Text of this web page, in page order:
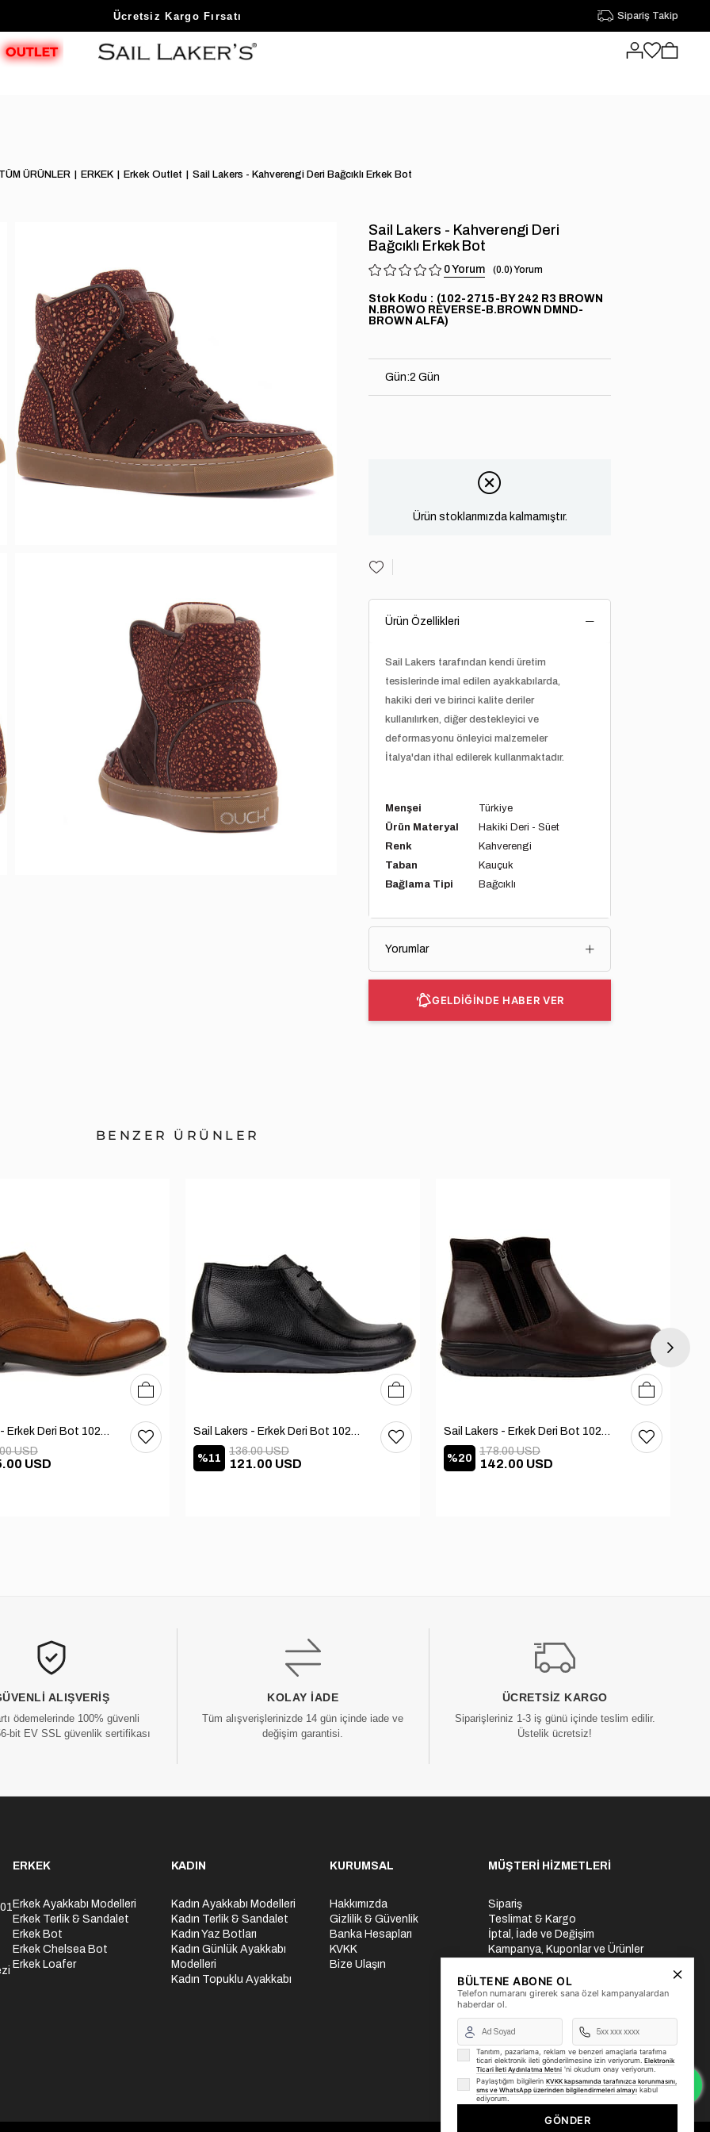
Sezon Sonu Fırsatlarını Keşfet Sipariş Takip
TÜM ÜRÜNLER ERKEK Erkek Outlet Sail Lakers - Kahverengi Deri Bağcıklı Erkek Bot
Sail Lakers - Kahverengi Deri
Bağcıklı Erkek Bot
0 0.0
Stok Kodu
(102-2715-BY 242 R3 BROWN
N.BROWO REVERSE-B.BROWN DMND-
BROWN ALFA)
Gün:2 Gün
Ürün stoklarımızda kalmamıştır.
Ürün Özellikleri
Sail Lakers tarafından kendi üretim
tesislerinde imal edilen ayakkabılarda,
hakiki deri ve birinci kalite deriler
kullanılırken, diğer destekleyici ve
deformasyonu önleyici malzemeler
İtalya'dan ithal edilerek kullanmaktadır.
Menşei
Türkiye
Ürün Materyal
Hakiki Deri - Süet
Renk
Kahverengi
Taban
Kauçuk
Bağlama Tipi
Bağcıklı
Yorumlar
GELDİĞİNDE HABER VER
BENZER ÜRÜNLER
Sail Lakers - Erkek Deri Bot 102-1599-1458
USD
USD
40 41
Sail Lakers - Erkek Deri Bot 102-3168-65390
%11 121.00 USD
136.00 USD
40 414243
Sail Lakers - Erkek Deri Bot 102-2868-65390
%20 142.00 USD
178.00 USD
40 414243
ALIŞVERIŞ
ödemelerinde 100% güvenli
bit EV SSL güvenlik sertifikası
KOLAY İADE
Tüm alışverişlerinizde 14 gün içinde iade ve
değişim garantisi.
ÜCRETSIZ KARGO
Siparişleriniz 1-3 iş günü içinde teslim edilir.
Üstelik ücretsiz!
ERKEK
Erkek Ayakkabı Modelleri
Erkek Terlik & Sandalet
Erkek Bot
Erkek Chelsea Bot
Erkek Loafer
KADIN
Kadın Ayakkabı Modelleri
Kadın Terlik & Sandalet
Kadın Yaz Botları
Kadın Günlük Ayakkabı
Modelleri
Kadın Topuklu Ayakkabı
KURUMSAL
Hakkımızda
Gizlilik & Güvenlik
Banka Hesapları
KVKK
Bize Ulaşın
MÜŞTERİ HİZMETLERİ
Sipariş
Teslimat & Kargo
İptal, İade ve Değişim
Kampanya, Kuponlar ve Ürünler
Üyelik İşlemleri
Yurtdışı Gönderi
BÜLTENE ABONE OL
Telefon numaranı girerek sana özel kampanyalardan
haberdar ol.
Tanıtım, pazarlama, reklam ve benzeri amaçlarla tarafıma
ticari elektronik ileti gönderilmesine izin veriyorum. Elektronik
Ticari İleti Aydınlatma Metni 'ni okudum onay veriyorum.
Paylaştığım bilgilerin KVKK kapsamında tarafınızca korunmasını,
sms ve WhatsApp üzerinden bilgilendirmeleri almayı kabul
ediyorum.
GÖNDER